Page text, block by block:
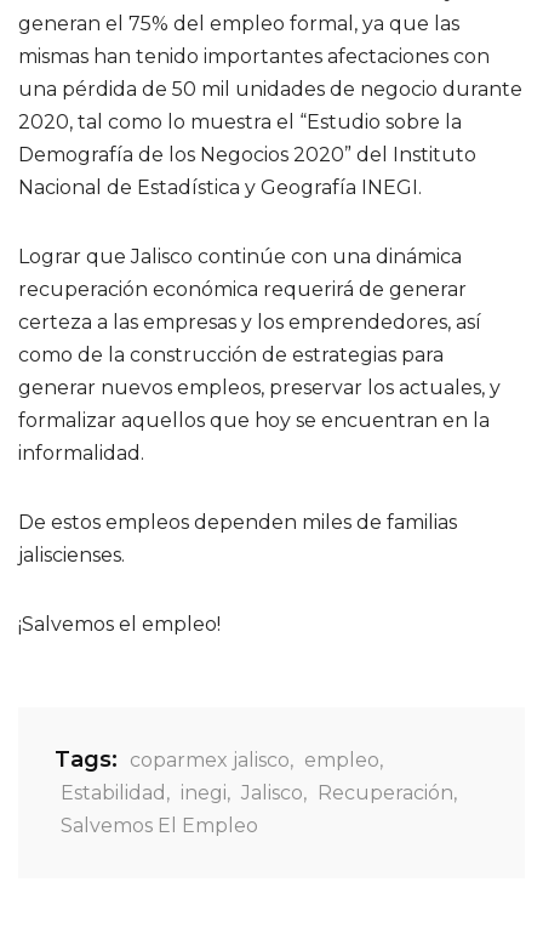
generan el 75% del empleo formal, ya que las
mismas han tenido importantes afectaciones con
una pérdida de 50 mil unidades de negocio durante
2020, tal como lo muestra el “Estudio sobre la
Demografía de los Negocios 2020” del Instituto
Nacional de Estadística y Geografía INEGI.
Lograr que Jalisco continúe con una dinámica
recuperación económica requerirá de generar
certeza a las empresas y los emprendedores, así
como de la construcción de estrategias para
generar nuevos empleos, preservar los actuales, y
formalizar aquellos que hoy se encuentran en la
informalidad.
De estos empleos dependen miles de familias
jaliscienses.
¡Salvemos el empleo!
Tags: coparmex jalisco, empleo,
Estabilidad , inegi, Jalisco, Recuperación,
Salvemos El Empleo